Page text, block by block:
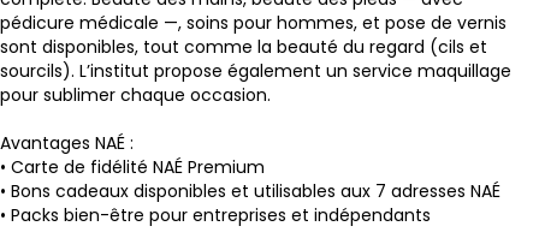
pédicure médicale —, soins pour hommes, et pose de vernis
sont disponibles, tout comme la beauté du regard (cils et
sourcils). L’institut propose également un service maquillage
pour sublimer chaque occasion.
Avantages NAÉ :
• Carte de fidélité NAÉ Premium
• Bons cadeaux disponibles et utilisables aux 7 adresses NAÉ
• Packs bien-être pour entreprises et indépendants